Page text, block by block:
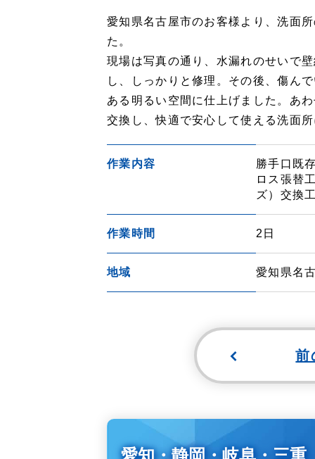
愛知県名古屋市のお客様より、洗面
た。
現場は写真の通り、水漏れのせいで
し、しっかりと修理。その後、傷ん
ある明るい空間に仕上げました。あ
交換し、快適で安心して使える洗面
作業内容
勝手口既
ロス張替
ズ）交換
作業時間 2日
地域 愛知県名
前
愛知・静岡・岐阜・三重